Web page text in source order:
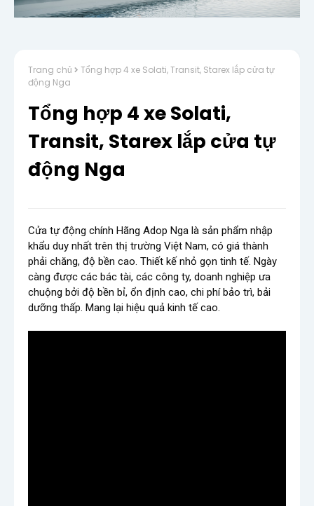
Trang chủ
Tổng hợp 4 xe Solati, Transit, Starex lắp cửa tự
động Nga
Tổng hợp 4 xe Solati,
Transit, Starex lắp cửa tự
động Nga
Cửa tự động chính Hãng Adop Nga là sản phẩm nhập
khẩu duy nhất trên thị trường Việt Nam, có giá thành
phải chăng, độ bền cao. Thiết kế nhỏ gọn tinh tế. Ngày
càng được các bác tài, các công ty, doanh nghiệp ưa
chuộng bởi độ bền bỉ, ổn định cao, chi phí bảo trì, bải
dưỡng thấp. Mang lại hiệu quả kinh tế cao.